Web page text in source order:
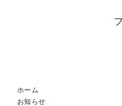
ホーム
お知らせ